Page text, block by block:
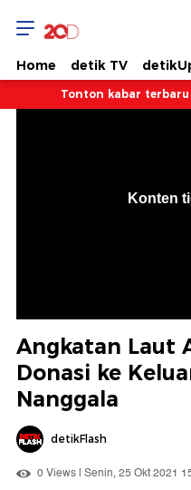
Home detik TV
Tonton kabar terbaru
Konten
Angkatan Laut
Donasi ke
Nanggala
detikFlash
0 Views | Senin, 25 Okt 2021